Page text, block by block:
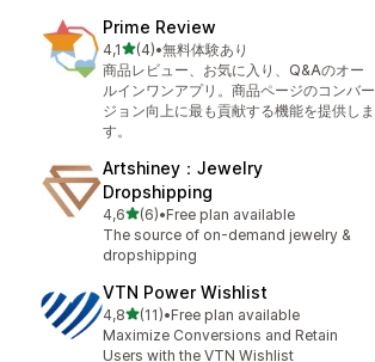
Prime Review
4,15 yıldız üzerinden
(4)
toplam 4 değerlendirme
•無料体験あり
商品レビュー、お気に入り、Q&Aのオー
ルインワンアプリ。商品ページのコンバー
ジョン向上に最も貢献する機能を提供しま
す。
Artshiney：Jewelry
Dropshipping
4,65 yıldız üzerinden
(6)
toplam 6 değerlendirme
•Free plan available
The source of on-demand jewelry &
dropshipping
VTN Power Wishlist
4,85 yıldız üzerinden
(11)
toplam 11 değerlendirme
•Free plan available
Maximize Conversions and Retain
Users with the VTN Wishlist